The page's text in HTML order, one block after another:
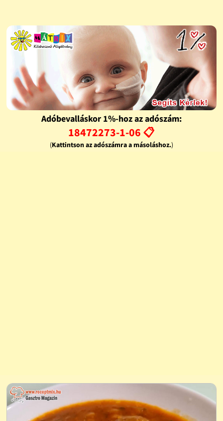
Adóbevalláskor 1%-hoz az adószám:
18472273-1-06 📋
(Kattintson az adószámra a másoláshoz.)